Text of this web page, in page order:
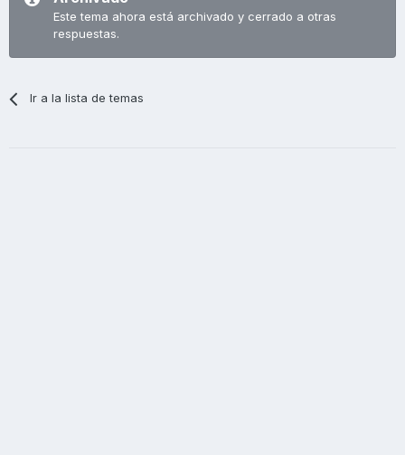
Este tema ahora está archivado y cerrado a otras
respuestas.
Ir a la lista de temas